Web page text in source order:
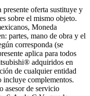
oferta sustituye y
sobre el mismo objeto.
Moneda
partes, mano de obra y el
corresponda (se
aplica para todos
adquiridos en
de cualquier entidad
complementos.
asesor de servicio